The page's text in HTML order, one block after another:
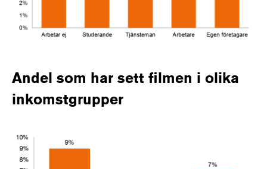
Andel som har sett filmen i olika
inkomstgrupper